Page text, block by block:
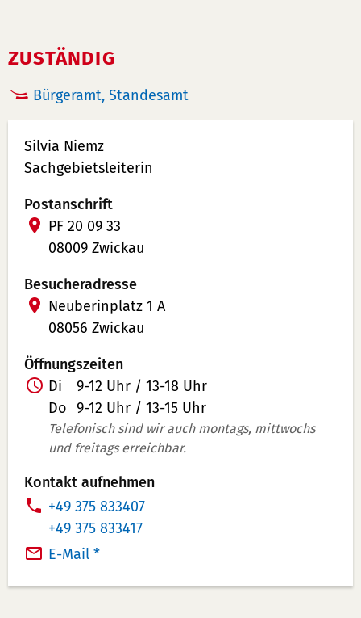
ZUSTÄNDIG
Bürgeramt, Standesamt
Silvia Niemz
Sachgebietsleiterin
Postanschrift
PF 20 09 33
08009 Zwickau
Besucheradresse
Neuberinplatz 1 A
08056 Zwickau
Öffnungszeiten
Di
9-12 Uhr / 13-18 Uhr
Do 9-12 Uhr / 13-15 Uhr
Z
t
z
f
o
Telefonisch sind wir auch montags, mittwochs
und freitags erreichbar.
Kontakt aufnehmen
T
e
l
f
+49 375 833407
T
e
e
+49 375 833417
E-Mail *